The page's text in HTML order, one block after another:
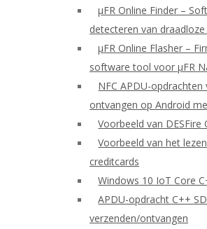
μFR Online Finder –
detecteren van draadloze
μFR Online Flasher –
software tool voor μFR
NFC APDU-opdrachten
ontvangen op Android
Voorbeeld van
Voorbeeld van het
creditcards
Windows 10 IoT Core
APDU-opdracht C++
verzenden/ontvangen